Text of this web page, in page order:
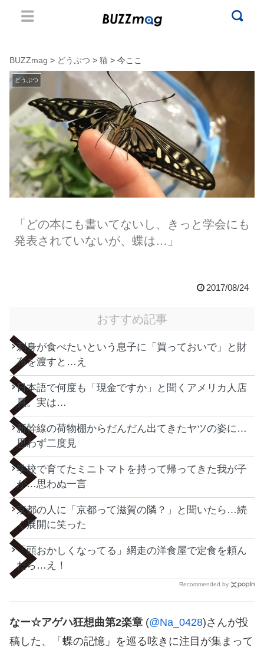
BUZZmag > どうぶつ > 猫 > 今ここ
どうぶつ
「どの本にも書いてないし、きっと学会にも
発表されていないが、蝶は…」
2017/08/24
おすすめ記事
刺身が食べたいという息子に「買っておいで」と財
布を渡すと…え
日本語で何度も「現金ですか」と聞くアメリカ人店
員。実は…
新幹線の荷物棚からだんだん出てきたヤツの姿に…
思わず二度見
学校で育てたミニトマトを持って帰ってきた我が子
が…思わぬ一言
京都の人に「京都って滋賀の隣？」と聞いたら…続
く展開に笑った
「頭おかしくなってる」網走の洋食屋で定食を頼ん
だら…え！
Recommended by
なー☆アゲハ狂想曲第2楽章 (@Na_0428)さんが投
稿した、「蝶の記憶」を巡る呟きに注目が集まって